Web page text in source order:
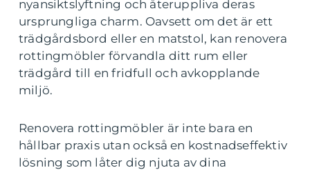
nyansiktslyftning och återuppliva deras
ursprungliga charm. Oavsett om det är ett
trädgårdsbord eller en matstol, kan renovera
rottingmöbler förvandla ditt rum eller
trädgård till en fridfull och avkopplande
miljö.
Renovera rottingmöbler är inte bara en
hållbar praxis utan också en kostnadseffektiv
lösning som låter dig njuta av dina